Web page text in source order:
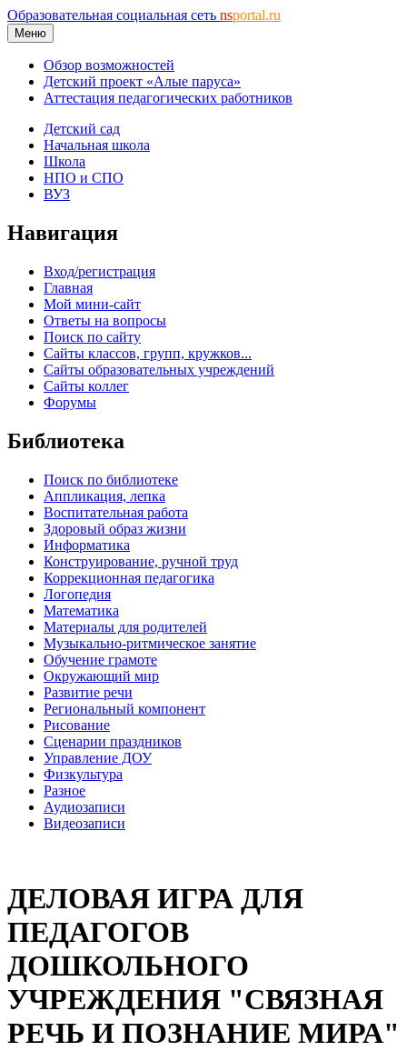
Образовательная социальная сеть nsportal.ru
Меню
Обзор возможностей
Детский проект «Алые паруса»
Аттестация педагогических работников
Детский сад
Начальная школа
Школа
НПО и СПО
ВУЗ
Навигация
Вход/регистрация
Главная
Мой мини-сайт
Ответы на вопросы
Поиск по сайту
Сайты классов, групп, кружков...
Сайты образовательных учреждений
Сайты коллег
Форумы
Библиотека
Поиск по библиотеке
Аппликация, лепка
Воспитательная работа
Здоровый образ жизни
Информатика
Конструирование, ручной труд
Коррекционная педагогика
Логопедия
Математика
Материалы для родителей
Музыкально-ритмическое занятие
Обучение грамоте
Окружающий мир
Развитие речи
Региональный компонент
Рисование
Сценарии праздников
Управление ДОУ
Физкультура
Разное
Аудиозаписи
Видеозаписи
ДЕЛОВАЯ ИГРА ДЛЯ
ПЕДАГОГОВ
ДОШКОЛЬНОГО
УЧРЕЖДЕНИЯ "СВЯЗНАЯ
РЕЧЬ И ПОЗНАНИЕ МИРА"